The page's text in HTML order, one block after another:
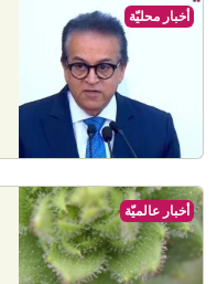
أخبار محليّة
أخبار عالميّة